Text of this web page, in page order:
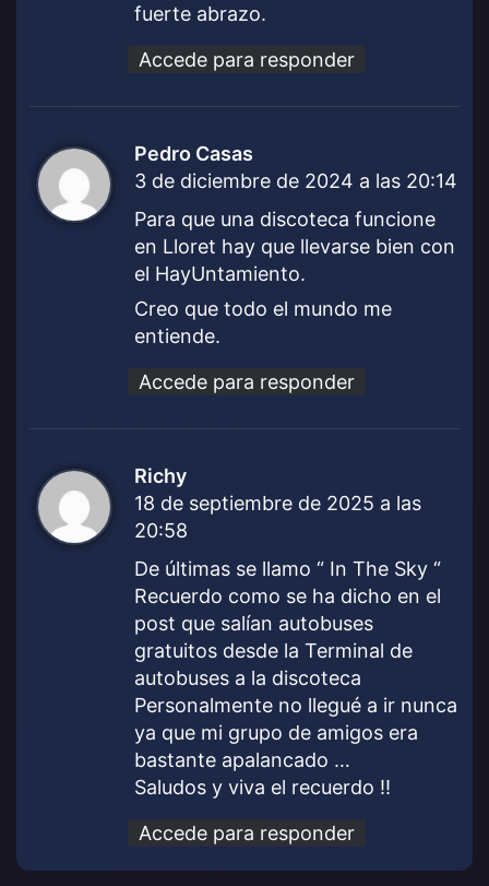
fuerte abrazo.
Accede para responder
Pedro Casas
i
:
3 de diciembre de 2024 a las 20:14
Para que una discoteca funcione
en Lloret hay que llevarse bien con
el HayUntamiento.
Creo que todo el mundo me
entiende.
Accede para responder
Richy
i
e
18 de septiembre de 2025 a las
20:58
De últimas se llamo “ In The Sky “
Recuerdo como se ha dicho en el
post que salían autobuses
gratuitos desde la Terminal de
autobuses a la discoteca
Personalmente no llegué a ir nunca
ya que mi grupo de amigos era
bastante apalancado …
Saludos y viva el recuerdo !!
Accede para responder